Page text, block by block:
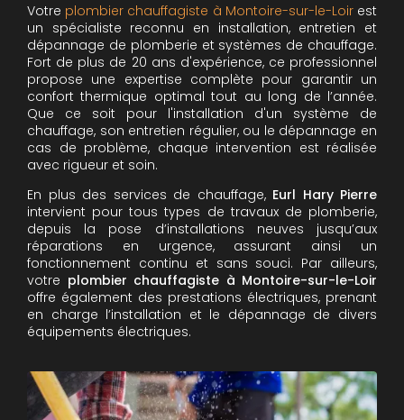
Votre plombier chauffagiste à Montoire-sur-le-Loir est
un spécialiste reconnu en installation, entretien et
dépannage de plomberie et systèmes de chauffage.
Fort de plus de 20 ans d'expérience, ce professionnel
propose une expertise complète pour garantir un
confort thermique optimal tout au long de l’année.
Que ce soit pour l'installation d'un système de
chauffage, son entretien régulier, ou le dépannage en
cas de problème, chaque intervention est réalisée
avec rigueur et soin.
En plus des services de chauffage,Eurl Hary Pierre
intervient pour tous types de travaux de plomberie,
depuis la pose d’installations neuves jusqu’aux
réparations en urgence, assurant ainsi un
fonctionnement continu et sans souci. Par ailleurs,
votre plombier chauffagiste à Montoire-sur-le-Loir
offre également des prestations électriques, prenant
en charge l’installation et le dépannage de divers
équipements électriques.